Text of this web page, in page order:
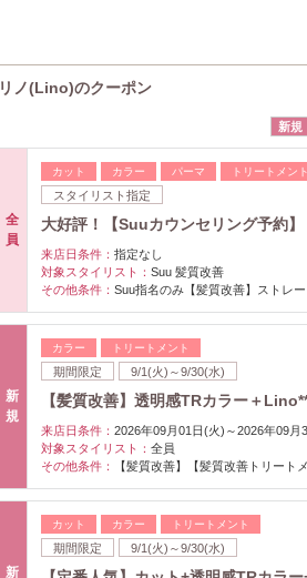
リノ(Lino)のクーポン
新規
全
員
カット カラー パーマ トリートメント
スタイリスト指定
大好評！【Suuカウンセリング予約
来店日条件： 指定なし
対象スタイリスト： Suu 髪質改善
その他条件： Suu指名のみ【髪質改善】ストレー
新
規
カラー トリートメント
期間限定 9/1(火)～9/30(水)
【髪質改善】透明感TRカラー＋
来店日条件： 2026年09月01日(火)～2026年09月
対象スタイリスト： 全員
その他条件：
【髪質改善】【髪質改善トリート
新
カット カラー トリートメント
期間限定 9/1(火)～9/30(水)